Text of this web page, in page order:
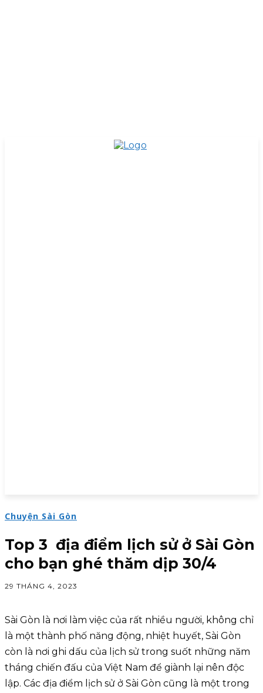
Chuyện Sài Gòn
Top 3 địa điểm lịch sử ở Sài Gòn
cho bạn ghé thăm dịp 30/4
29 THÁNG 4, 2023
Sài Gòn là nơi làm việc của rất nhiều người, không chỉ
là một thành phố năng động, nhiệt huyết, Sài Gòn
còn là nơi ghi dấu của lịch sử trong suốt những năm
tháng chiến đấu của Việt Nam để giành lại nên độc
lập. Các địa điểm lịch sử ở Sài Gòn cũng là một trong